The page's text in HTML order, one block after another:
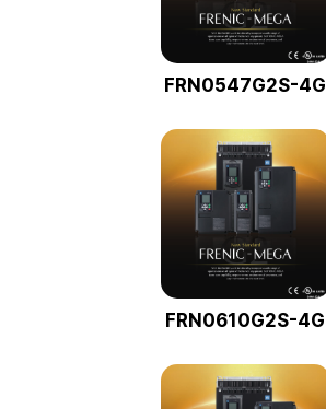
FRN0547G2S-4G
FRN0610G2S-4G